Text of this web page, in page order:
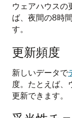
ウェアハウスの
ば、夜間の8時
す。
更新頻度
新しいデータで
度。たとえば、
更新できます。